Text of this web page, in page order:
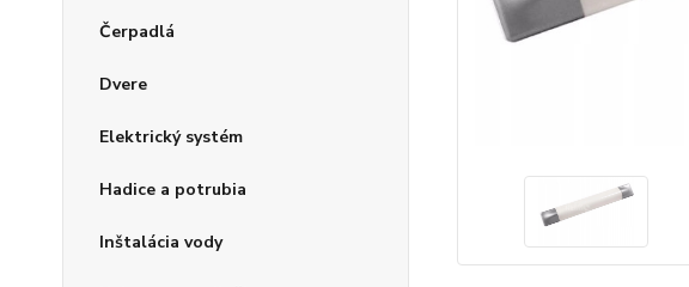
Čerpadlá
Dvere
Elektrický systém
Hadice a potrubia
Inštalácia vody